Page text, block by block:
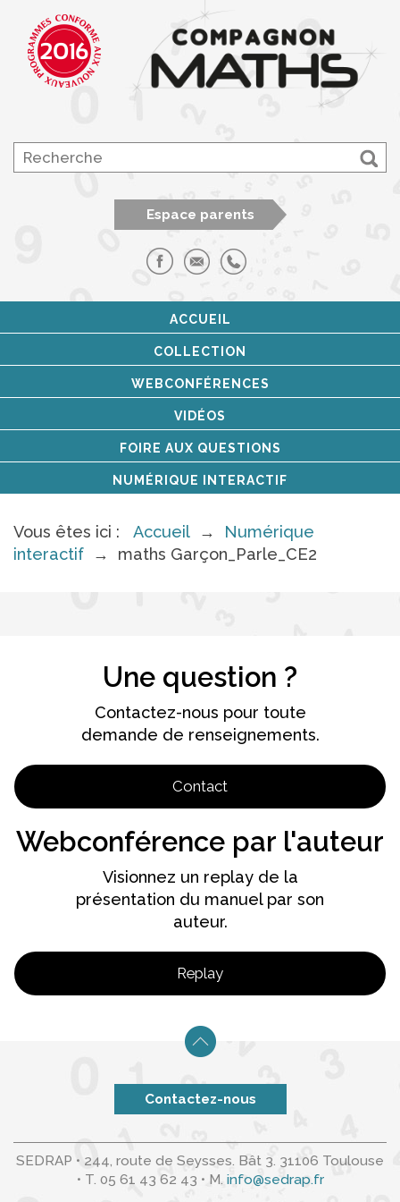
Espace parents
ACCUEIL
COLLECTION
WEBCONFÉRENCES
VIDÉOS
FOIRE AUX QUESTIONS
NUMÉRIQUE INTERACTIF
Vous êtes ici : Accueil →
Numérique
interactif
→ maths Garçon_Parle_CE2
Une question ?
Contactez-nous pour toute
demande de renseignements.
Contact
Webconférence par l'auteur
Visionnez un replay de la
présentation du manuel par son
auteur.
Replay
Contactez-nous
SEDRAP • 244, route de Seysses. Bât 3. 31106 Toulouse
• T. 05 61 43 62 43 • M. info@sedrap.fr